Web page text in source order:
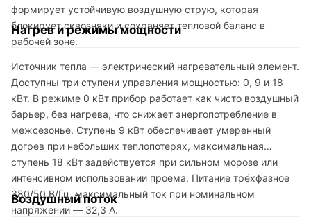
формирует устойчивую воздушную струю, которая
блокирует сквозняки и сохраняет тепловой баланс в
рабочей зоне.
Нагрев и режимы мощности
Источник тепла — электрический нагревательный элемент.
Доступны три ступени управления мощностью: 0, 9 и 18
кВт. В режиме 0 кВт прибор работает как чисто воздушный
барьер, без нагрева, что снижает энергопотребление в
межсезонье. Ступень 9 кВт обеспечивает умеренный
догрев при небольших теплопотерях, максимальная
ступень 18 кВт задействуется при сильном морозе или
интенсивном использовании проёма. Питание трёхфазное
380/50 В/Гц, максимальный ток при номинальном
напряжении — 32,3 А.
Воздушный поток